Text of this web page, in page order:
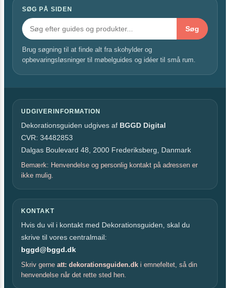
SØG PÅ SIDEN
Søg
Brug søgning til at finde alt fra skohylder og
opbevaringsløsninger til møbelguides og idéer til små rum.
UDGIVERINFORMATION
Dekorationsguiden udgives af BGGD Digital
CVR: 34482853
Dalgas Boulevard 48, 2000 Frederiksberg, Danmark
Bemærk: Henvendelse og personlig kontakt på adressen er
ikke mulig.
KONTAKT
Hvis du vil i kontakt med Dekorationsguiden, skal du
skrive til vores centralmail:
bggd@bggd.dk
Skriv gerne att: dekorationsguiden.dk i emnefeltet, så din
henvendelse når det rette sted hen.